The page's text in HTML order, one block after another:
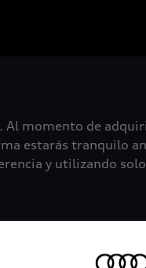
momento de
estarás tranquilo
y utilizando